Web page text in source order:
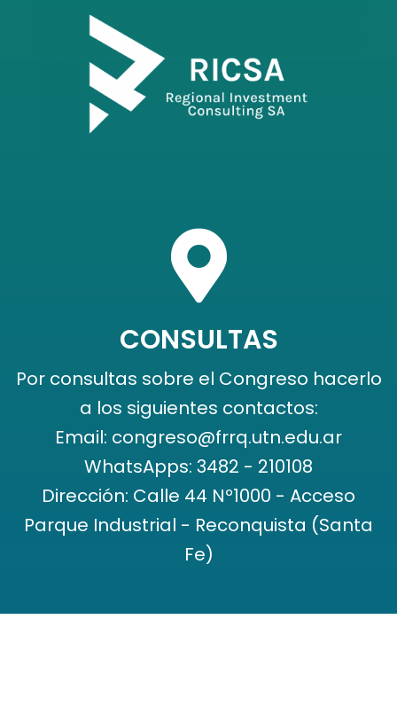
CONSULTAS
Por consultas sobre el Congreso hacerlo
a los siguientes contactos:
Email: congreso@frrq.utn.edu.ar
WhatsApps: 3482 - 210108
Dirección: Calle 44 Nº1000 - Acceso
Parque Industrial - Reconquista (Santa
Fe)